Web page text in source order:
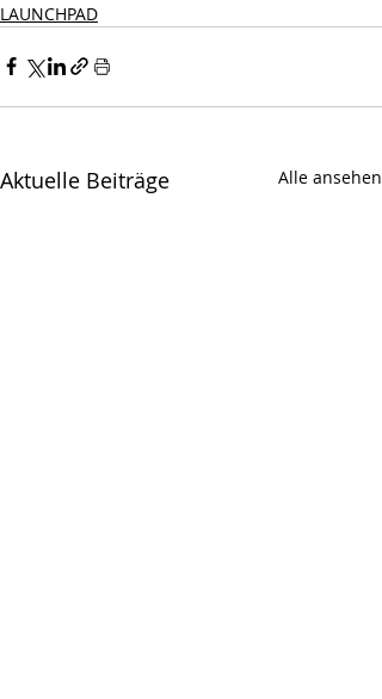
LAUNCHPAD
Aktuelle Beiträge Alle ansehen